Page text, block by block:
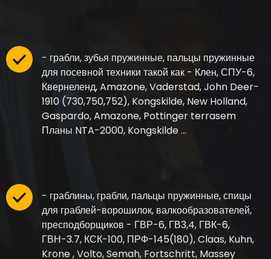
- грабли, зубья пружинные, пальцы пружинные
для посевной техники такой как - Клен, СПУ-6,
Квернеленд, Amazone, Vaderstad, John Deer-
1910 (730,750,752), Kongskilde, New Holland,
Gaspardo, Amazone, Pottinger terrasem
Планы NTA-2000, Kongskilde …
- граблины, грабли, пальцы пружинные, спицы
для граблей-ворошилок, валкообразователей,
пресподборщиков - ГВР-6, ГВ3,4, ГВК-6,
ГВН-3.7, КСК-100, ПРФ-145(180), Claas, Kuhn,
Krone , Volto, Semah, Fortschritt, Massey